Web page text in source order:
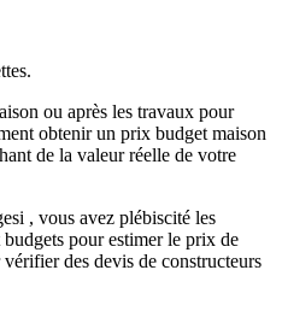
ou après les travaux pour
obtenir un prix budget maison
de la valeur réelle de votre
, vous avez plébiscité les
pour estimer le prix de
des devis de constructeurs